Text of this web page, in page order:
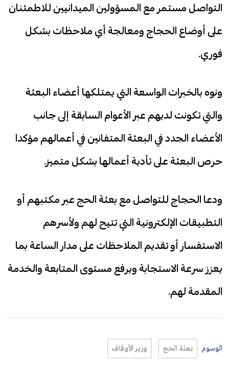
التواصل مستمر مع المسؤولين الميدانيين للاطمئنان
على أوضاع الحجاج ومعالجة أي ملاحظات بشكل
فوري.
ونوه بالخبرات الواسعة التي يمتلكها أعضاء البعثة
والتي تكونت لديهم عبر الأعوام السابقة إلى جانب
الأعضاء الجدد في البعثة المتفانين في أعمالهم مؤكدا
حرص البعثة على تأدية أعمالها بشكل متميز.
ودعا الحجاج للتواصل مع بعثة الحج عبر مكتبهم أو
التطبيقات الإلكترونية التي تتيح لهم ولأسرهم
الاستفسار أو تقديم الملاحظات على مدار الساعة بما
يعزز سرعة الاستجابة ويرفع مستوى المتابعة والخدمة
المقدمة لهم.
الوسوم بعثة الحج وزير الأوقاف